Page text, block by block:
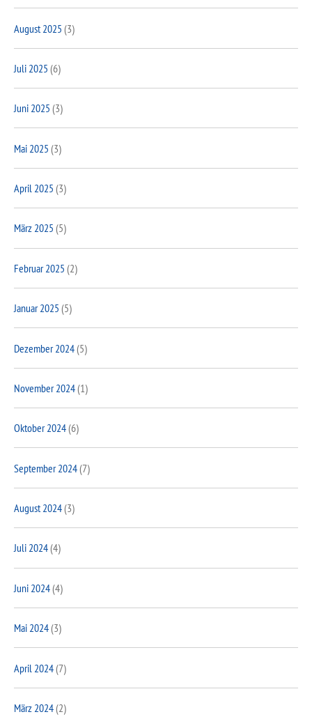
August 2025 (3)
Juli 2025 (6)
Juni 2025 (3)
Mai 2025 (3)
April 2025 (3)
März 2025 (5)
Februar 2025 (2)
Januar 2025 (5)
Dezember 2024(5)
November 2024(1)
Oktober 2024(6)
September 2024(7)
August 2024(3)
Juli 2024(4)
Juni 2024(4)
Mai 2024(3)
April 2024(7)
März 2024(2)